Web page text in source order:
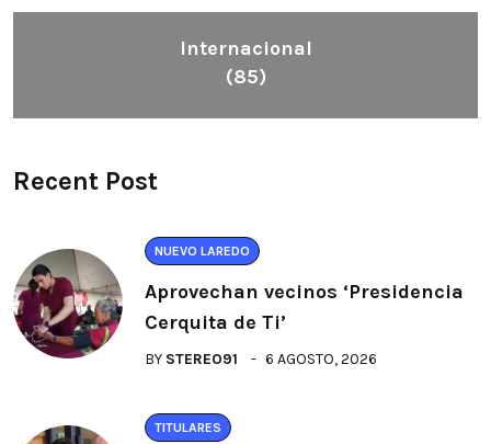
Internacional
(85)
Recent Post
NUEVO LAREDO
Aprovechan vecinos ‘Presidencia
Cerquita de Ti’
BY STEREO91 6 AGOSTO, 2026
TITULARES